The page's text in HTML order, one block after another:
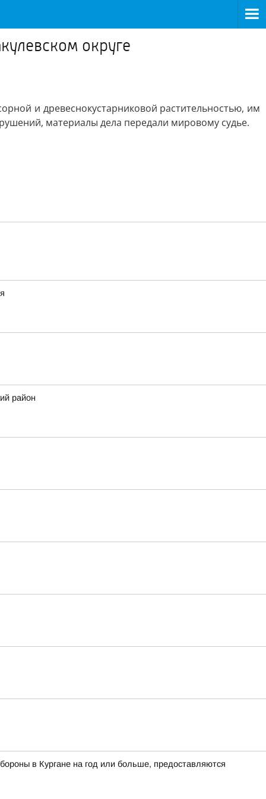
округе
и древеснокустарниковой растительностью, им
материалы дела передали мировому судье.
район
в Кургане на год или больше, предоставляются